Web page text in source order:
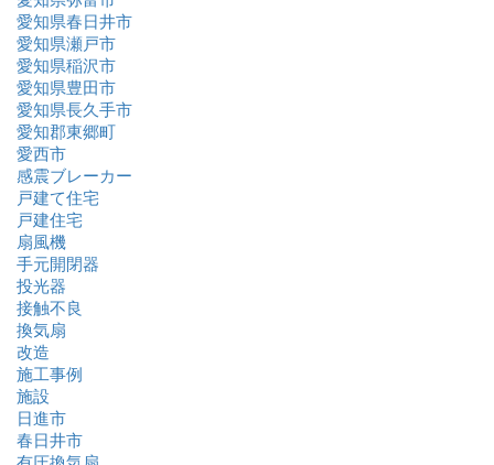
愛知県春日井市
愛知県瀬戸市
愛知県稲沢市
愛知県豊田市
愛知県長久手市
愛知郡東郷町
愛西市
感震ブレーカー
戸建て住宅
戸建住宅
扇風機
手元開閉器
投光器
接触不良
換気扇
改造
施工事例
施設
日進市
春日井市